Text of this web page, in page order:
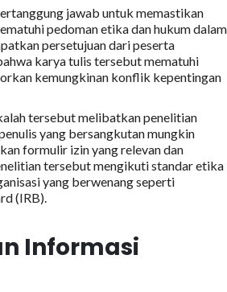
jawab untuk memastikan
pedoman etika dan hukum dalam
persetujuan dari peserta
karya tulis tersebut mematuhi
kemungkinan konflik kepentingan
tersebut melibatkan penelitian
yang bersangkutan mungkin
formulir izin yang relevan dan
tersebut mengikuti standar etika
yang berwenang seperti
(IRB).
Informasi